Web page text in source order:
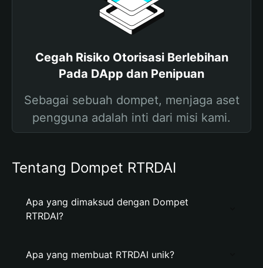
Cegah Risiko Otorisasi Berlebihan
Pada DApp dan Penipuan
Sebagai sebuah dompet, menjaga aset
pengguna adalah inti dari misi kami.
Tentang Dompet RTRDAI
Apa yang dimaksud dengan Dompet
RTRDAI?
Apa yang membuat RTRDAI unik?